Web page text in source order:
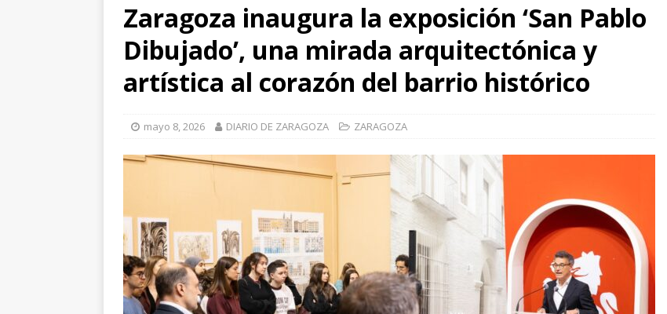
la Diputación de Zaragoza con las entradas agotadas
CULTURA
[ julio 31, 2026 ] Zaragoza congela un año más los impuestos municipales y
actualiza al IPC las tasas de residuos y abastecimiento de agua
de Santiago de la catedral de Tarazona tras una inversión de 304.000 euros
[ julio 31, 2026 ] La Policía Nacional detiene a tres jóvenes a los que
interceptaron poco después de robar en el interior de más de media docena de
vehículos
Zaragoza inaugura la exposición ‘San Pablo
Dibujado’, una mirada arquitectónica y
artística al corazón del barrio histórico
mayo 8, 2026 DIARIO DE ZARAGOZA ZARAGOZA